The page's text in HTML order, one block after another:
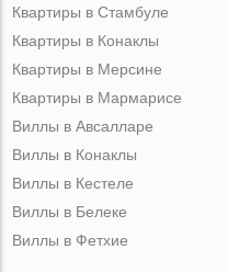
Квартиры в Стамбуле
Квартиры в Конаклы
Квартиры в Мерсине
Квартиры в Мармарисе
Виллы в Авсалларе
Виллы в Конаклы
Виллы в Кестеле
Виллы в Белеке
Виллы в Фетхие